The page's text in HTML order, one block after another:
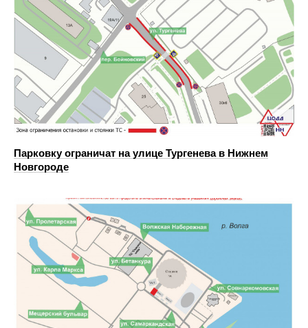
Парковку ограничат на улице Тургенева в Нижнем
Новгороде